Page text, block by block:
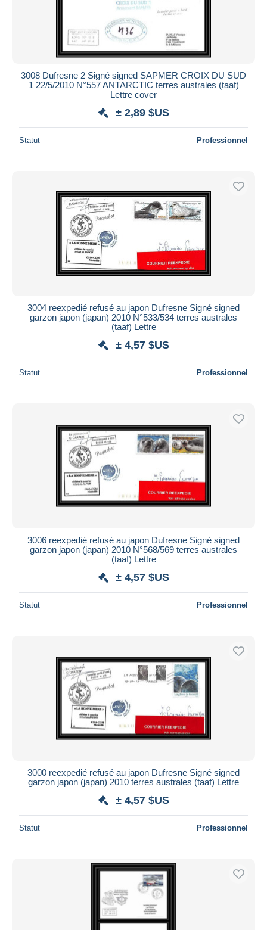
3008 Dufresne 2 Signé signed SAPMER CROIX DU SUD
1 22/5/2010 N°557 ANTARCTIC terres australes (taaf)
Lettre cover
± 2,89 $US
Statut Professionnel
3004 reexpedié refusé au japon Dufresne Signé signed
garzon japon (japan) 2010 N°533/534 terres australes
(taaf) Lettre
± 4,57 $US
Statut Professionnel
3006 reexpedié refusé au japon Dufresne Signé signed
garzon japon (japan) 2010 N°568/569 terres australes
(taaf) Lettre
± 4,57 $US
Statut Professionnel
3000 reexpedié refusé au japon Dufresne Signé signed
garzon japon (japan) 2010 terres australes (taaf) Lettre
± 4,57 $US
Statut Professionnel